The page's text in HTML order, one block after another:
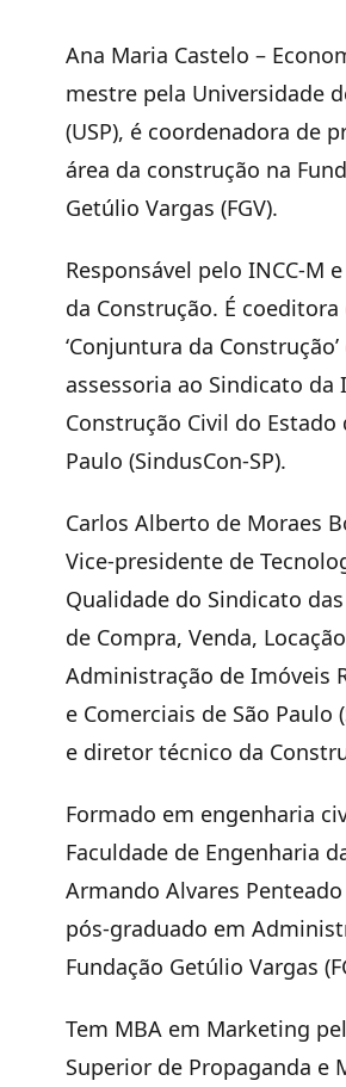
Ana Maria Castelo –
mestre pela Universidade
(USP), é coordenadora de
área da construção na
Getúlio Vargas (FGV).
Responsável pelo INCC-M
da Construção. É coeditora
‘Conjuntura da
assessoria ao Sindicato da
Construção Civil do Estado
Paulo (SindusCon-SP).
Carlos Alberto de Moraes
Vice-presidente de
Qualidade do Sindicato
de Compra, Venda,
Administração de Imóveis
e Comerciais de São Paulo
e diretor técnico da
Formado em engenharia
Faculdade de Engenharia
Armando Alvares Penteado
pós-graduado em
Fundação Getúlio Vargas
Tem MBA em Marketing
Superior de Propaganda e